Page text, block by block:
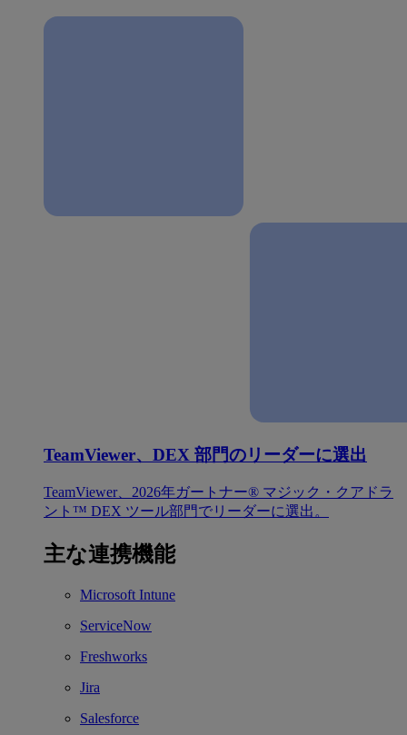
TeamViewer、DEX 部門のリーダーに選出
TeamViewer、2026年ガートナー® マジック・クアドラ
ント™ DEX ツール部門でリーダーに選出。
主な連携機能
Microsoft Intune
ServiceNow
Freshworks
Jira
Salesforce